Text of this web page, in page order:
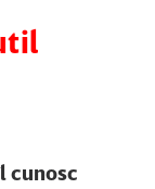
cunosc